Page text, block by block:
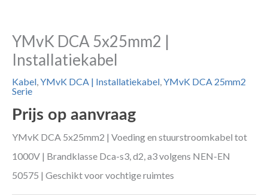
YMvK DCA 5x25mm2 |
Installatiekabel
Kabel,YMvK DCA | Installatiekabel,YMvK DCA 25mm2
Serie
Prijs op aanvraag
YMvK DCA 5x25mm2 | Voeding en stuurstroomkabel tot
1000V | Brandklasse Dca-s3, d2, a3 volgens NEN-EN
50575 | Geschikt voor vochtige ruimtes